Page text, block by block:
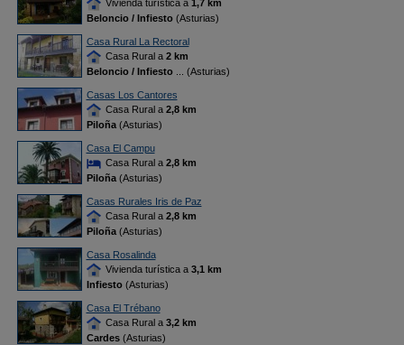
Vivienda turística a 1,7 km
Beloncio / Infiesto(Asturias)
Casa Rural La Rectoral
Casa Rural a 2 km
Beloncio / Infiesto
... (Asturias)
Casas Los Cantores
Casa Rural a 2,8 km
Piloña(Asturias)
Casa El Campu
Casa Rural a 2,8 km
Piloña(Asturias)
Casas Rurales Iris de Paz
Casa Rural a 2,8 km
Piloña(Asturias)
Casa Rosalinda
Vivienda turística a 3,1 km
Infiesto(Asturias)
Casa El Trébano
Casa Rural a 3,2 km
Cardes(Asturias)